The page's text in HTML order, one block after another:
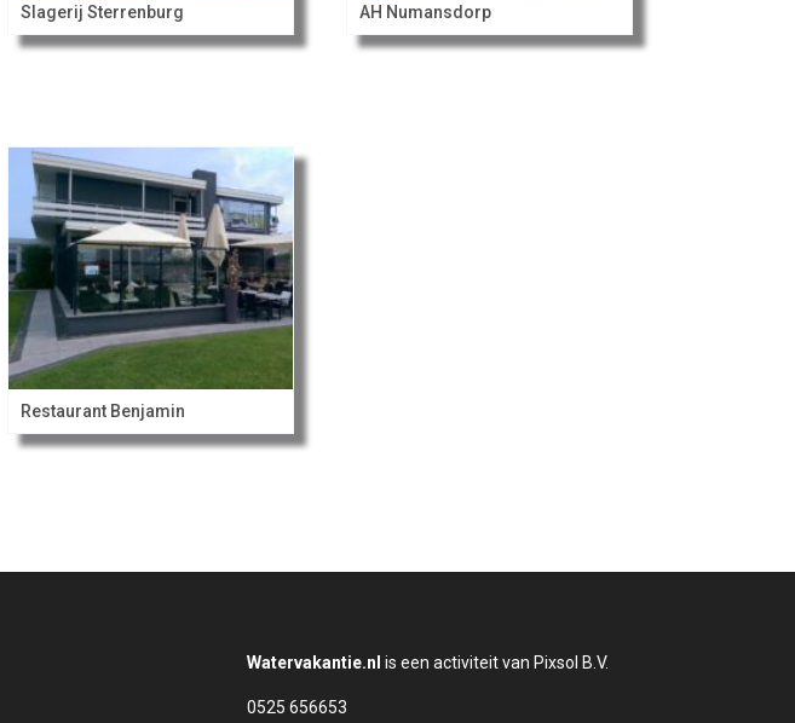
Slagerij Sterrenburg AH Numansdorp
Restaurant Benjamin
Watervakantie.nl is een activiteit van Pixsol B.V.
0525 656653